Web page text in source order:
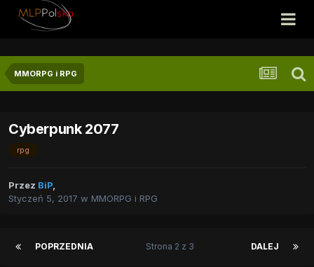
MMORPG i RPG
Cyberpunk 2077
rpg
Przez BiP,
Styczeń 5, 2017 w MMORPG i RPG
POPRZEDNIA DALEJ
Strona 2 z 3